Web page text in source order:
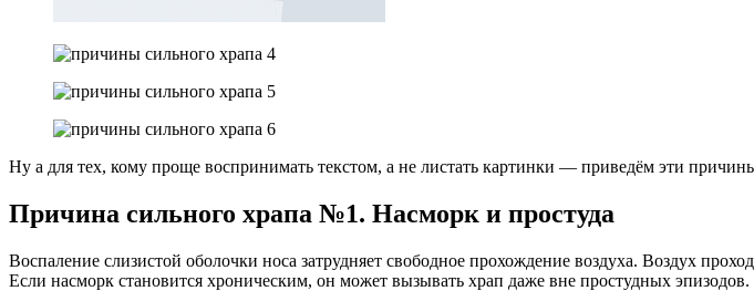
Ну а для тех, кому проще воспринимать текстом, а не листать картинки — приведём эти
Причина сильного храпа №1. Насморк и простуда
Воспаление слизистой оболочки носа затрудняет свободное прохождение воздуха. Воздух
Если насморк становится хроническим, он может вызывать храп даже вне простудных эпизодов.